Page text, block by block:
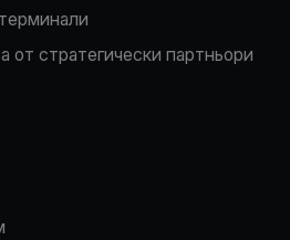
от стратегически партньори